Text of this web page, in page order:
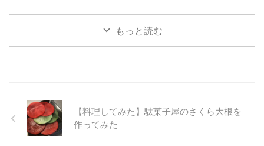
もっと読む
【料理してみた】駄菓子屋のさくら大根を
作ってみた